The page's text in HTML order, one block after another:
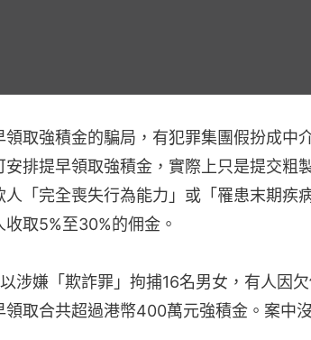
領取強積金的騙局，有犯罪集團假扮成中
安排提早領取強積金，實際上只是提交粗
人「完全喪失行為能力」或「罹患末期疾
取5%至30%的佣金。
涉嫌「欺詐罪」拘捕16名男女，有人因
領取合共超過港幣400萬元強積金。案中